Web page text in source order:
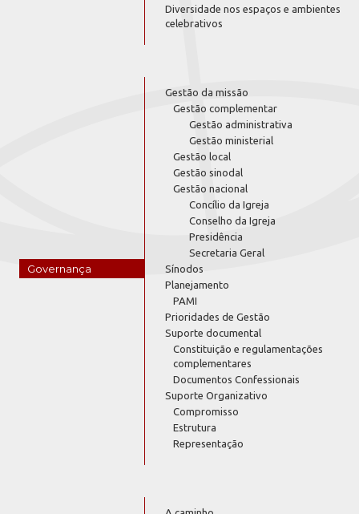
Diversidade nos espaços e ambientes
celebrativos
Governança
Gestão da missão
Gestão complementar
Gestão administrativa
Gestão ministerial
Gestão local
Gestão sinodal
Gestão nacional
Concílio da Igreja
Conselho da Igreja
Presidência
Secretaria Geral
Sínodos
Planejamento
PAMI
Prioridades de Gestão
Suporte documental
Constituição e regulamentações
complementares
Documentos Confessionais
Suporte Organizativo
Compromisso
Estrutura
Representação